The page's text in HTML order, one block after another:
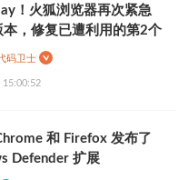
！火狐浏览器再次紧急
本，修复已遭利用的第2个
码卫士
15:00:52
和 Firefox 发布了
Defender 扩展